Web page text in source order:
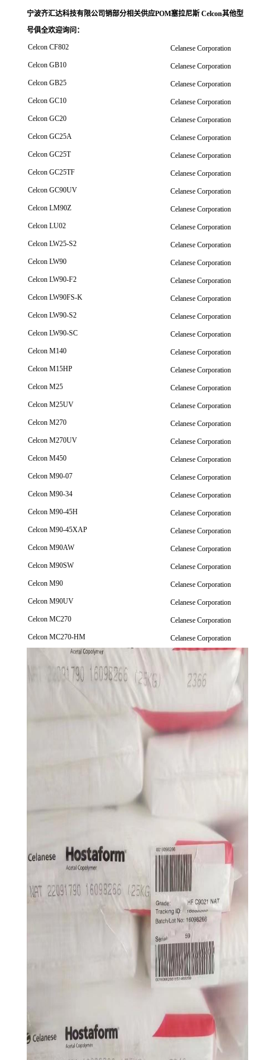
宁波齐汇达科技有限公司销部分相关供应POM塞拉尼斯 Celcon其他型
号俱全欢迎询问 ：
Celcon CF802
Celanese Corporation
Celcon GB10
Celanese Corporation
Celcon GB25
Celanese Corporation
Celcon GC10
Celanese Corporation
Celcon GC20
Celanese Corporation
Celcon GC25A
Celanese Corporation
Celcon GC25T
Celanese Corporation
Celcon GC25TF
Celanese Corporation
Celcon GC90UV
Celanese Corporation
Celcon LM90Z
Celanese Corporation
Celcon LU02
Celanese Corporation
Celcon LW25-S2
Celanese Corporation
Celcon LW90
Celanese Corporation
Celcon LW90-F2
Celanese Corporation
Celcon LW90FS-K
Celanese Corporation
Celcon LW90-S2
Celanese Corporation
Celcon LW90-SC
Celanese Corporation
Celcon M140
Celanese Corporation
Celcon M15HP
Celanese Corporation
Celcon M25
Celanese Corporation
Celcon M25UV
Celanese Corporation
Celcon M270
Celanese Corporation
Celcon M270UV
Celanese Corporation
Celcon M450
Celanese Corporation
Celcon M90-07
Celanese Corporation
Celcon M90-34
Celanese Corporation
Celcon M90-45H
Celanese Corporation
Celcon M90-45XAP
Celanese Corporation
Celcon M90AW
Celanese Corporation
Celcon M90SW
Celanese Corporation
Celcon M90
Celanese Corporation
Celcon M90UV
Celanese Corporation
Celcon MC270
Celanese Corporation
Celcon MC270-HM
Celanese Corporation